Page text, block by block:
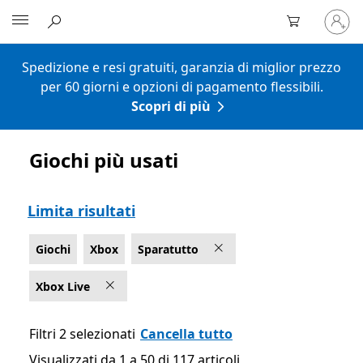
Accedi
con
il
account
Spedizione e resi gratuiti, garanzia di miglior prezzo
per 60 giorni e opzioni di pagamento flessibili.
Scopri di più
Elenco Microsoft.com
Giochi più usati
Limita risultati
Giochi Xbox Sparatutto
Xbox Live
Filtri 2 selezionati Cancella tutto
Visualizzati da 1 a 50 di 117 articoli